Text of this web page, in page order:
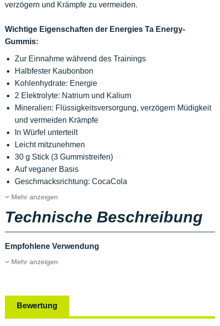
verzögern und Krämpfe zu vermeiden.
Wichtige Eigenschaften der Energies Ta Energy-
Gummis:
Zur Einnahme während des Trainings
Halbfester Kaubonbon
Kohlenhydrate: Energie
2 Elektrolyte: Natrium und Kalium
Mineralien: Flüssigkeitsversorgung, verzögern Müdigkeit
und vermeiden Krämpfe
In Würfel unterteilt
Leicht mitzunehmen
30 g Stick (3 Gummistreifen)
Auf veganer Basis
Geschmacksrichtung: CocaCola
Mehr anzeigen
Technische Beschreibung
Empfohlene Verwendung
Mehr anzeigen
Bewertung